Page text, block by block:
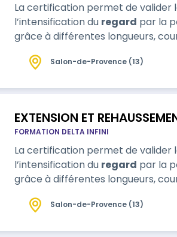
La certification permet de valider
l’intensification du regard par la
grâce à différentes longueurs,
Salon-de-Provence (13)
EXTENSION ET
FORMATION DELTA INFINI
La certification permet de valider
l’intensification du regard par la
grâce à différentes longueurs,
Salon-de-Provence (13)